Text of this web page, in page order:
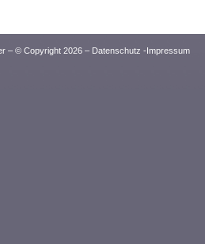
– © Copyright 2026 – Datenschutz -Impressum